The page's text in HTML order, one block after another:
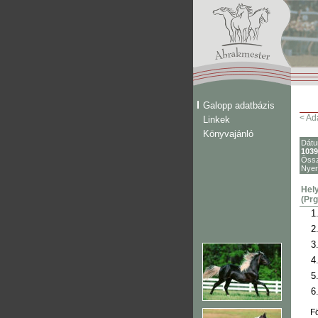
Galopp adatbázis
Linkek
Könyvajánló
<
1.
2.
3.
4.
5.
6.